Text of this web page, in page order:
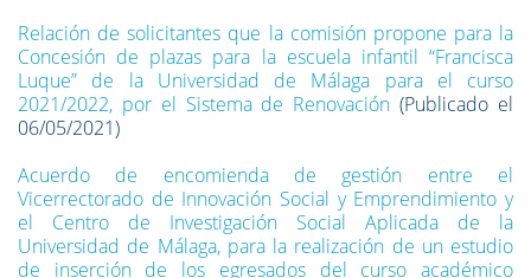
Relación de solicitantes que la comisión propone para la
Concesión de plazas para la escuela infantil “Francisca
Luque” de la Universidad de Málaga para el curso
2021/2022, por el Sistema de Renovación (Publicado el
06/05/2021)
Acuerdo de encomienda de gestión entre el
Vicerrectorado de Innovación Social y Emprendimiento y
el Centro de Investigación Social Aplicada de la
Universidad de Málaga, para la realización de un estudio
de inserción de los egresados del curso académico